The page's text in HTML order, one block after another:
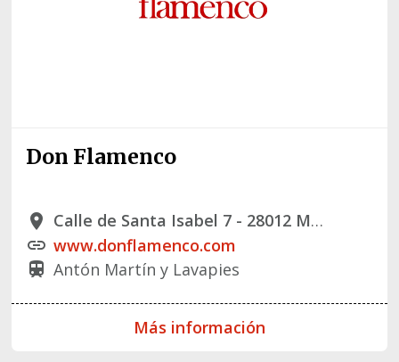
Don Flamenco
place
Calle de Santa Isabel 7 - 28012 Madrid
link www.donflamenco.com
train Antón Martín y Lavapies
Más información